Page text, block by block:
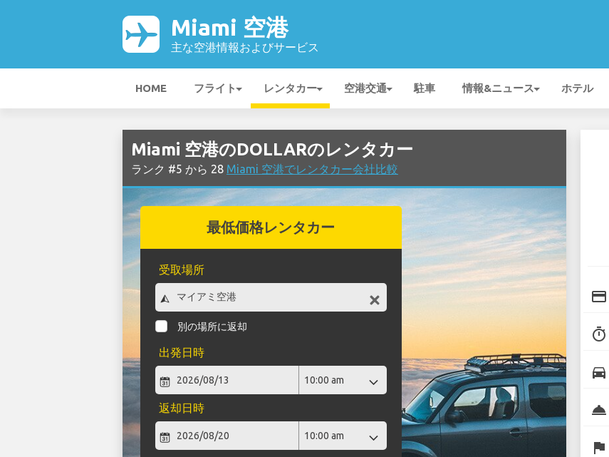
Miami 空港
主な空港情報およびサービス
HOME フライト レンタカー 空港交通 駐車 情報&ニュース ホテル
Miami 空港のDOLLARのレンタカー
ランク #5 から 28 Miami 空港でレンタカー会社比較
最低価格レンタカー
受取場所
別の場所に返却
出発日時
返却日時
credit_card
timer
directions_car
room_service
flag